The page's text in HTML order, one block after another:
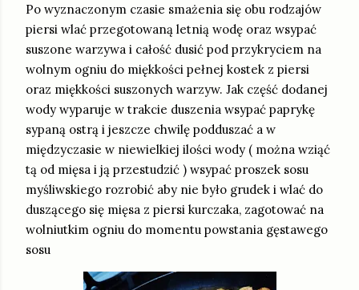
Po wyznaczonym czasie smażenia się obu rodzajów
piersi wlać przegotowaną letnią wodę oraz wsypać
suszone warzywa i całość dusić pod przykryciem na
wolnym ogniu do miękkości pełnej kostek z piersi
oraz miękkości suszonych warzyw. Jak część dodanej
wody wyparuje w trakcie duszenia wsypać paprykę
sypaną ostrą i jeszcze chwilę podduszać a w
międzyczasie w niewielkiej ilości wody ( można wziąć
tą od mięsa i ją przestudzić ) wsypać proszek sosu
myśliwskiego rozrobić aby nie było grudek i wlać do
duszącego się mięsa z piersi kurczaka, zagotować na
wolniutkim ogniu do momentu powstania gęstawego
sosu